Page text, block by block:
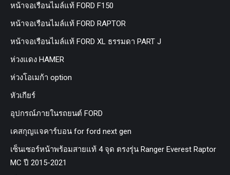
หน้าจอเรือนไมล์แท้ FORD F150
หน้าจอเรือนไมล์แท้ FORD RAPTOR
หน้าจอเรือนไมล์แท้ FORD XL ธรรมดา PART J
ห่วงแดง HAMER
ห่วงโอเมก้า option
หัวเกียร์
อุปกรณ์ภายในรถยนต์ FORD
เคสกุญแจคาร์บอน for ford next gen
เซ็นเซอร์หน้าพร้อมสายแท้ 4 จุด ตรงรุ่น Ranger Everest Raptor
MC ปี 2015-2021